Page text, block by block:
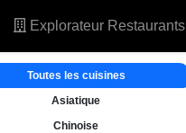
Explorateur Restaurants
Toutes les cuisines
Asiatique
Chinoise